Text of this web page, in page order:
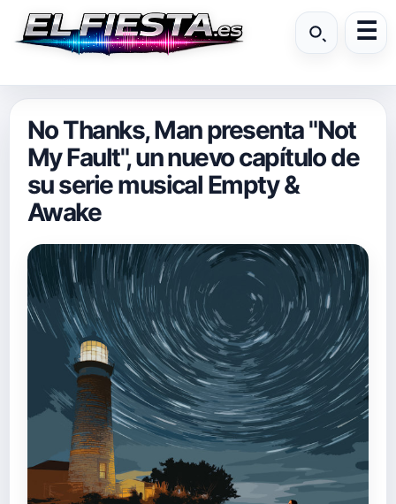
No Thanks, Man presenta "Not
My Fault", un nuevo capítulo de
su serie musical Empty &
Awake